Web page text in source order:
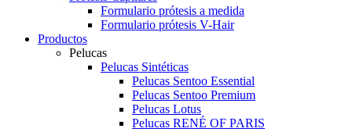
Formulario prótesis a medida
Formulario prótesis V-Hair
Productos
Pelucas
Pelucas Sintéticas
Pelucas Sentoo Essential
Pelucas Sentoo Premium
Pelucas Lotus
Pelucas RENÉ OF PARIS